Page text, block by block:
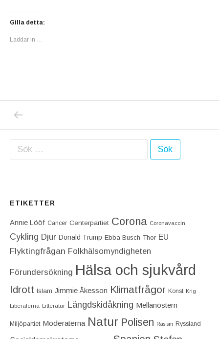
Gilla detta:
Laddar in …
Inläggsnavigering
Sök efter:
ETIKETTER
Annie Lööf Cancer Centerpartiet‎ Corona Coronavaccin
Cykling Djur Donald Trump Ebba Busch-Thor EU
Flyktingfrågan Folkhälsomyndigheten
Förundersökning Hälsa och sjukvård
Idrott Islam Jimmie Åkesson Klimatfrågor Konst Krig
Liberalerna Litteratur Längdskidåkning Mellanöstern
Miljöpartiet Moderaterna Natur Polisen Rasism Ryssland